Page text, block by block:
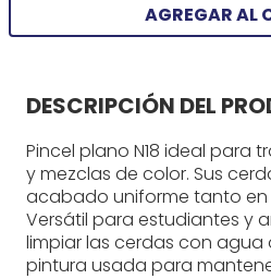
AGREGAR AL
DESCRIPCIÓN DEL
Pincel plano N18 ideal para
y mezclas de color. Sus
acabado uniforme tanto
Versátil para estudiantes y
limpiar las cerdas con agua
pintura usada para